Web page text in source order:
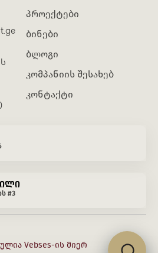
პროექტები
ბინები
ბლოგი
კომპანიის შესახებ
კონტაქტი
#3
Vebses-ის მიერ